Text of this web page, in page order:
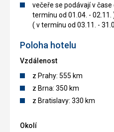
večeře se podávají v
termínu od 01.04. - 02.11.
( v termínu od 03.11. -
Poloha hotelu
Vzdálenost
z Prahy: 555 km
z Brna: 350 km
z Bratislavy: 330 km
Okolí